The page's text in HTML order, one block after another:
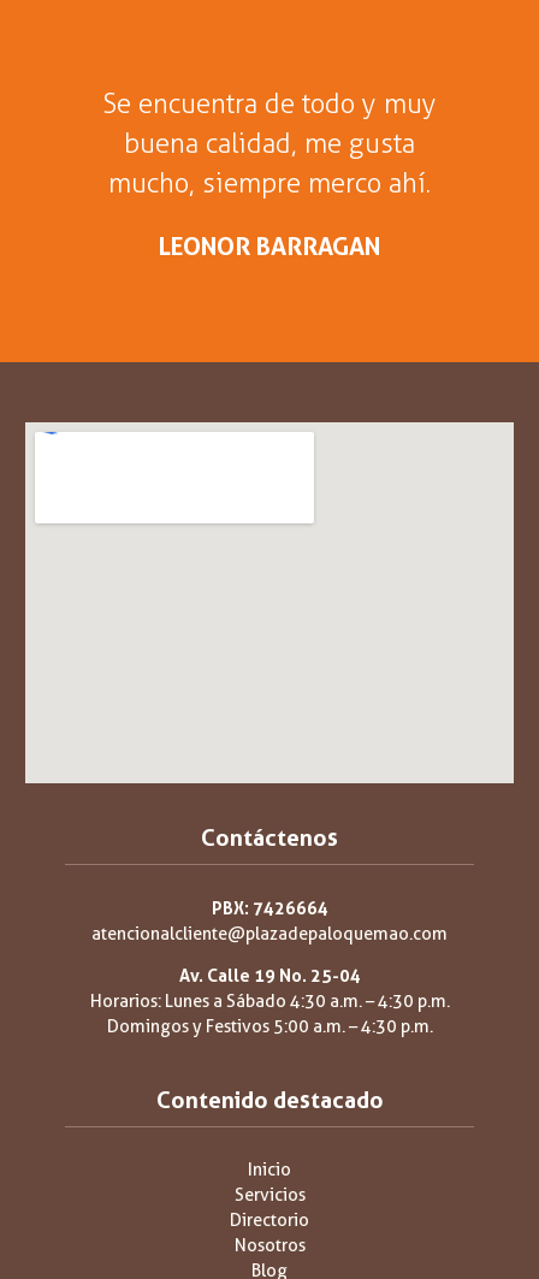
Contáctenos
PBX: 7426664
atencionalcliente@plazadepaloquemao.com
Av. Calle 19 No. 25-04
Horarios: Lunes a Sábado 4:30 a.m. – 4:30 p.m.
Domingos y Festivos 5:00 a.m. – 4:30 p.m.
Contenido destacado
Inicio
Servicios
Directorio
Nosotros
Blog